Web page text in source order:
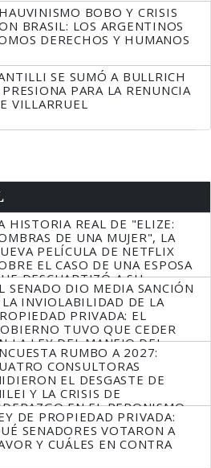
BOBO Y CRISIS
BRASIL: LOS ARGENTINOS
DERECHOS Y HUMANOS
SE SUMÓ A BULLRICH
PRESIONA PARA LA RENUNCIA
VILLARRUEL
HISTORIA REAL DE "ELIZE:
DE UNA MUJER", LA
PELÍCULA DE NETFLIX
EL CASO DE UNA ESPOSA
DESCUARTIZÓ A SU
SENADO DIO MEDIA SANCIÓN
LA INVIOLABILIDAD DE LA
PRIVADA: EL
TUVO QUE CEDER
LA LEY DEL MANEJO DEL
RUMBO A 2027:
CONSULTORAS
EL DESGASTE DE
Y LA CRISIS DE
EN EL PERONISMO
DE PROPIEDAD PRIVADA:
SENADORES VOTARON A
Y CUÁLES EN CONTRA